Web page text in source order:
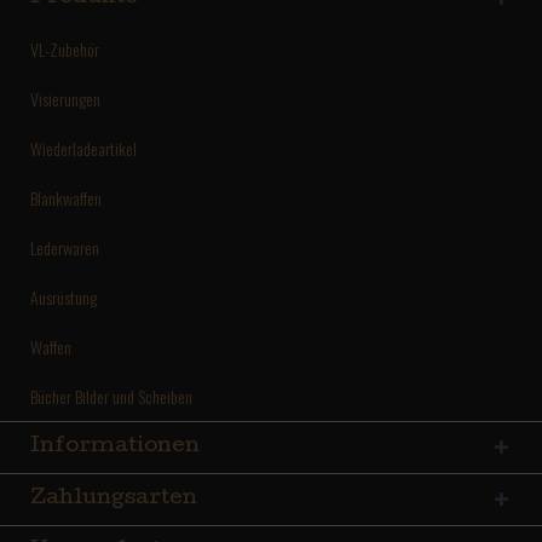
VL-Zubehör
Visierungen
Wiederladeartikel
Blankwaffen
Lederwaren
Ausrüstung
Waffen
Bücher Bilder und Scheiben
Informationen
Zahlungsarten